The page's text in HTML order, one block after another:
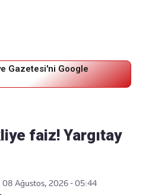
Gazetesi'ni Google
faiz! Yargıtay
08 Ağustos, 2026 - 05:44